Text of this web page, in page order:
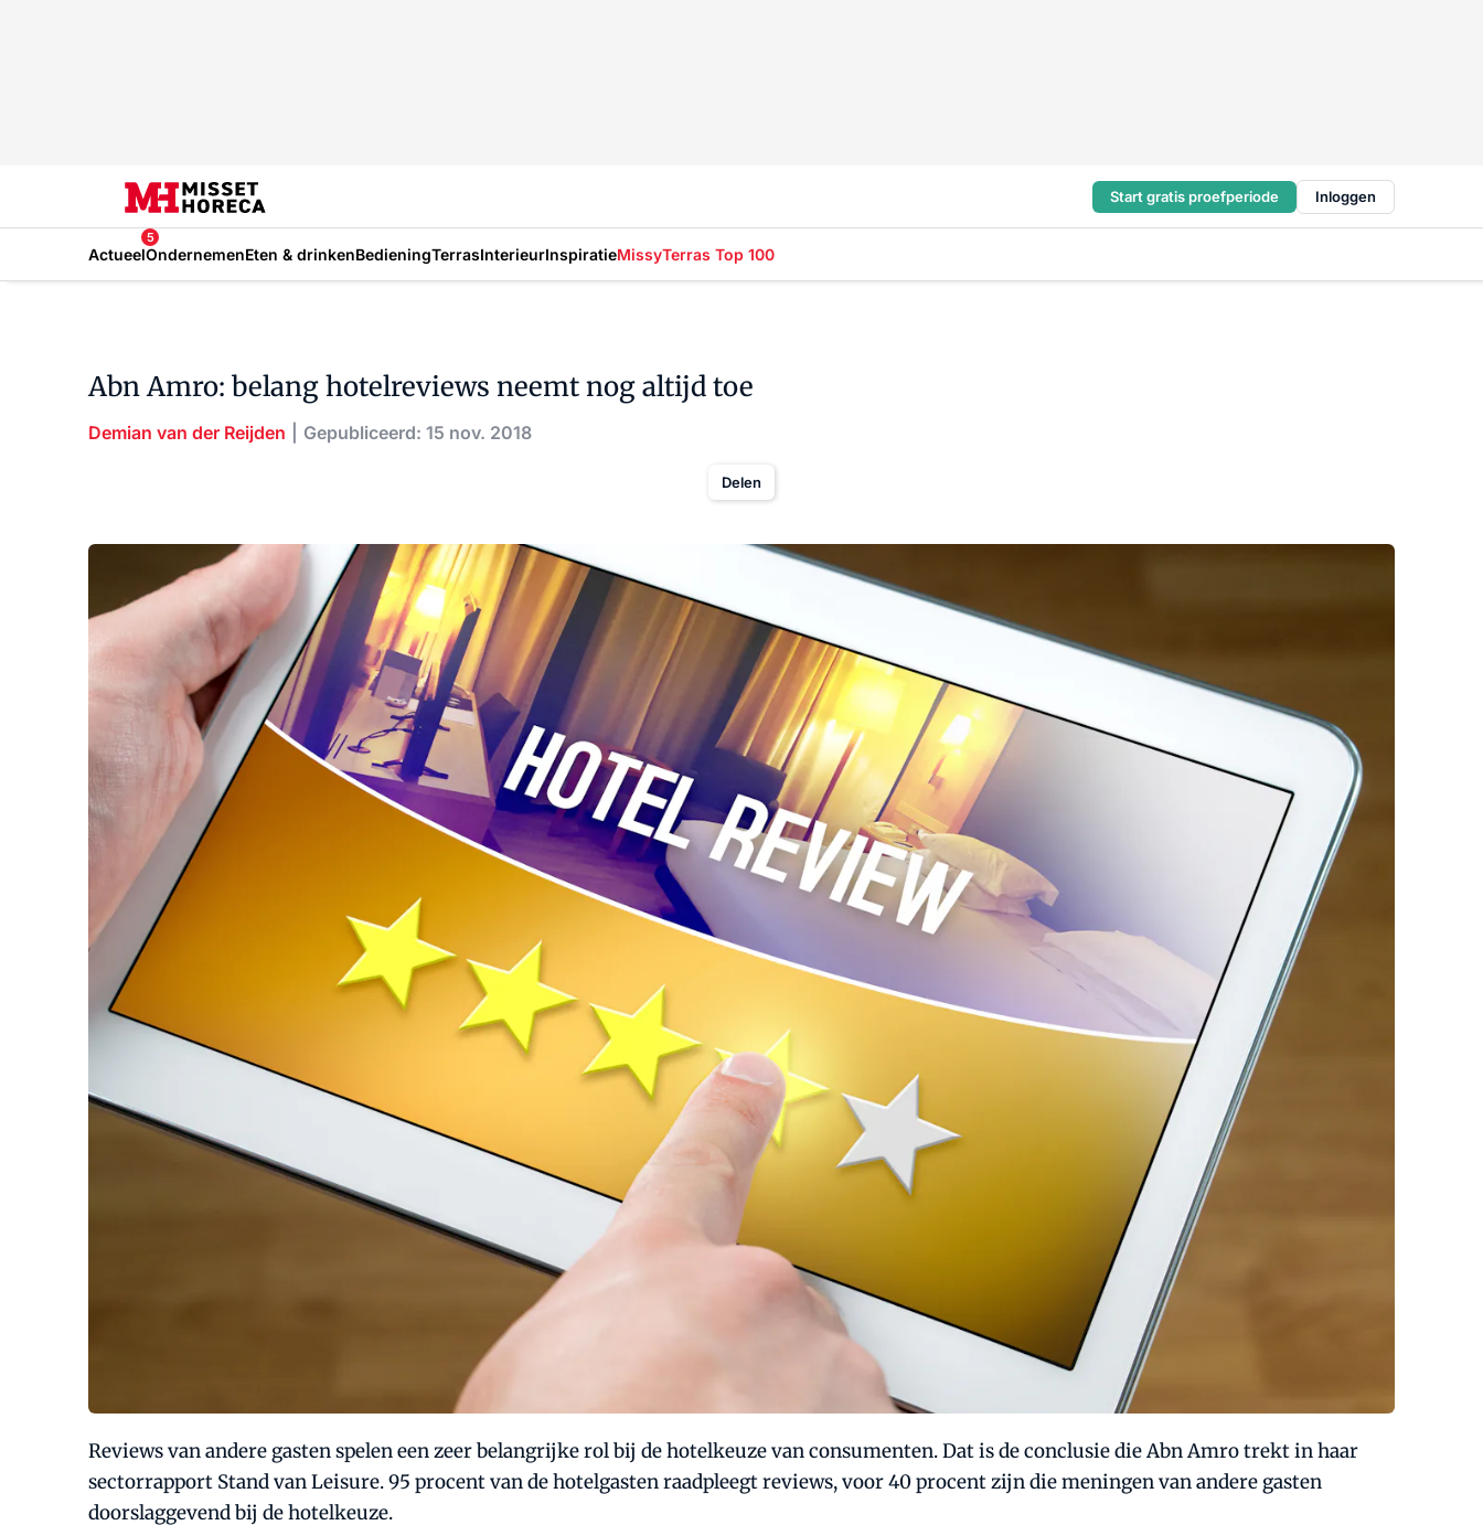
Start gratis proefperiode Inloggen
Actueel
5
OndernemenEten & drinkenBedieningTerrasInterieurInspiratieMissyTerras Top 100
Abn Amro: belang hotelreviews neemt nog altijd toe
Demian van der Reijden Gepubliceerd: 15 nov. 2018
Delen
Reviews van andere gasten spelen een zeer belangrijke rol bij de hotelkeuze van consumenten. Dat is de conclusie die Abn Amro trekt in haar
sectorrapport Stand van Leisure. 95 procent van de hotelgasten raadpleegt reviews, voor 40 procent zijn die meningen van andere gasten
doorslaggevend bij de hotelkeuze.